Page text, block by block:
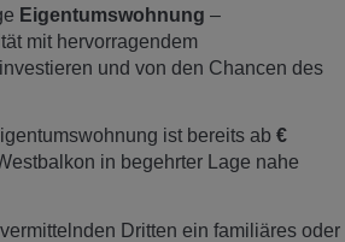
Eigentumswohnung –
mit hervorragendem
und von den Chancen des
ist bereits ab €
in begehrter Lage nahe
Dritten ein familiäres oder